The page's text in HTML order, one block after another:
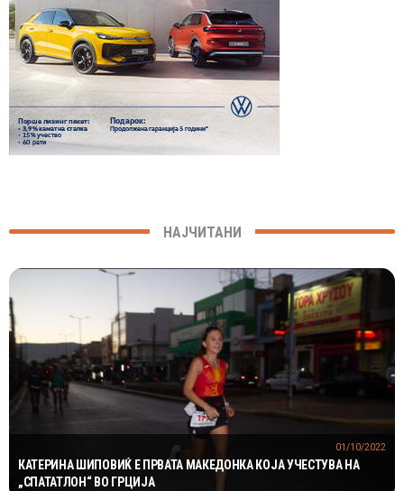
НАЈЧИТАНИ
КАТЕРИНА ШИПОВИЌ Е ПРВАТА МАКЕДОНКА КОЈА УЧЕСТУВА НА
„СПАТАТЛОН“ ВО ГРЦИЈА
01/10/2022